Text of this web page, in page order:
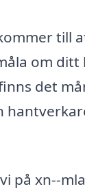
till
om
det
på xn--